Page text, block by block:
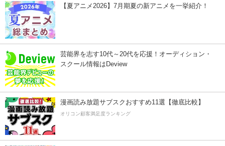
【夏アニメ2026】7月期夏の新アニメを一挙紹介！
芸能界を志す10代～20代を応援！オーディション・
スクール情報はDeview
漫画読み放題サブスクおすすめ11選【徹底比較】
オリコン顧客満足度ランキング